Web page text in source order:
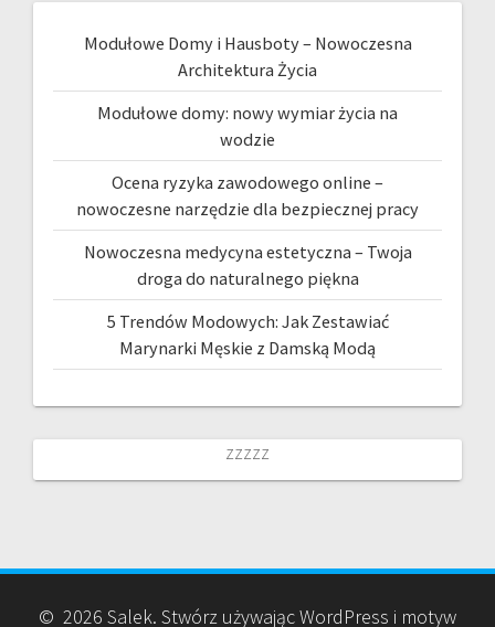
Modułowe Domy i Hausboty – Nowoczesna
Architektura Życia
Modułowe domy: nowy wymiar życia na
wodzie
Ocena ryzyka zawodowego online –
nowoczesne narzędzie dla bezpiecznej pracy
Nowoczesna medycyna estetyczna – Twoja
droga do naturalnego piękna
5 Trendów Modowych: Jak Zestawiać
Marynarki Męskie z Damską Modą
zzzzz
© 2026 Salek. Stwórz używając WordPress i motyw